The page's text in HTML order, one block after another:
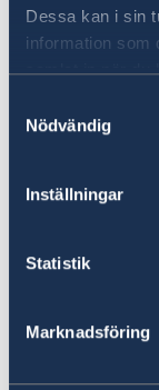
Dessa kan i sin
information som
samlat in när du
Nödvändig
Inställningar
Statistik
Marknadsföring
来館当日～後
使館証明書係
し出下さい。
大使館
て呼び出して
（入館待ちの